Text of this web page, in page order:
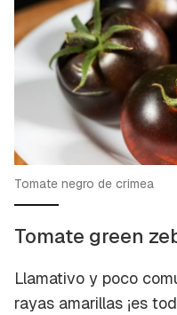
Tomate negro de crimea
Tomate green
Llamativo y poco
rayas amarillas ¡es